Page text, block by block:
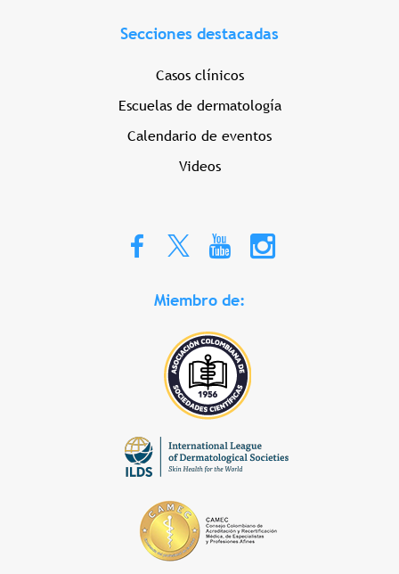
Secciones destacadas
Casos clínicos
Escuelas de dermatología
Calendario de eventos
Videos
Miembro de: